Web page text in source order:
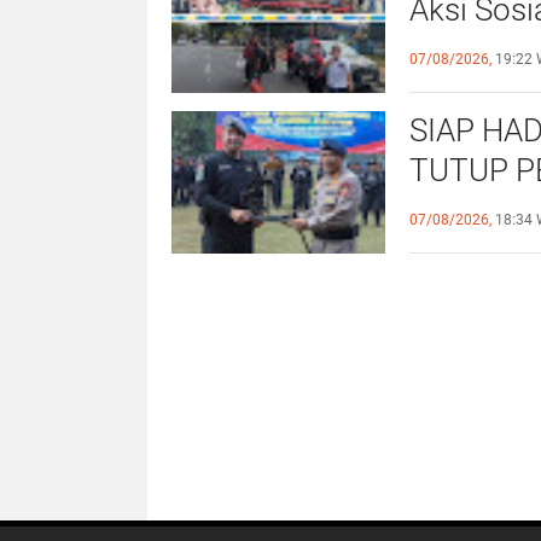
Aksi
untuk
07/08/2026, 19:22
SIAP
TUTUP
OPERASI
07/08/2026, 18:34